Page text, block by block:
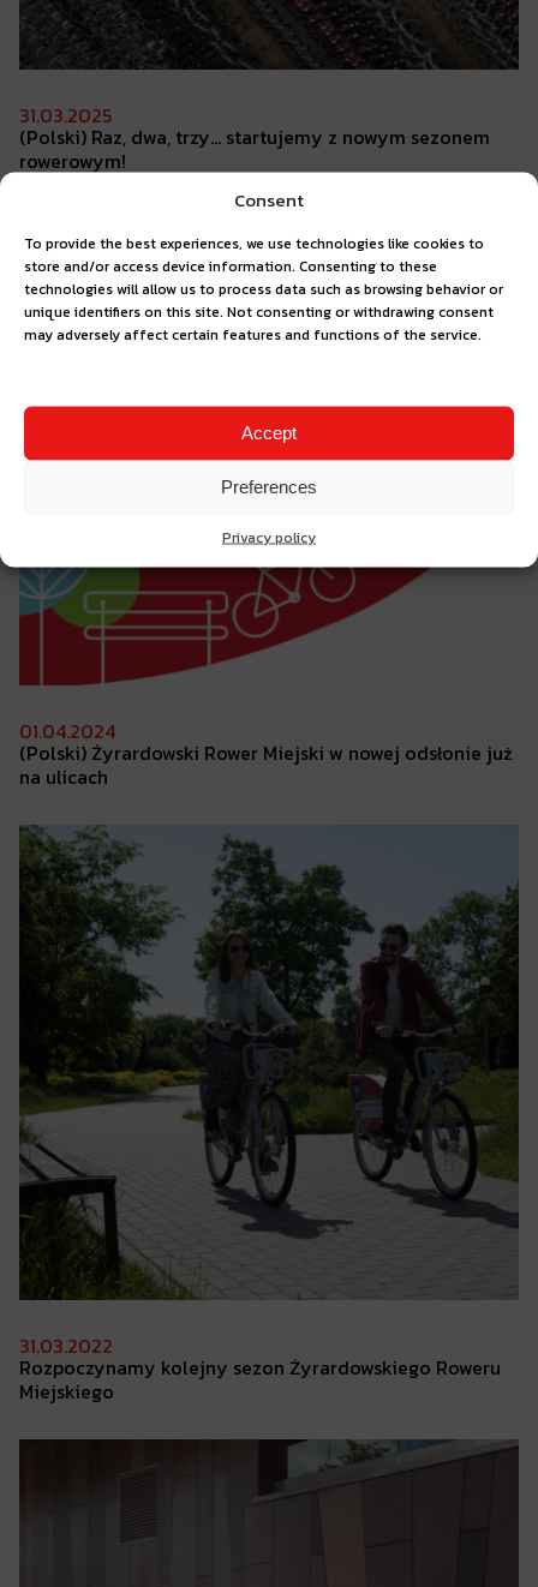
Consent
To provide the best experiences, we use technologies like cookies to
store and/or access device information. Consenting to these
technologies will allow us to process data such as browsing behavior or
unique identifiers on this site. Not consenting or withdrawing consent
may adversely affect certain features and functions of the service.
Accept
Preferences
Privacy policy
31.03.2025
(Polski) Raz, dwa, trzy… startujemy z nowym sezonem
rowerowym!
01.04.2024
(Polski) Żyrardowski Rower Miejski w nowej odsłonie już
na ulicach
31.03.2022
Rozpoczynamy kolejny sezon Żyrardowskiego Roweru
Miejskiego